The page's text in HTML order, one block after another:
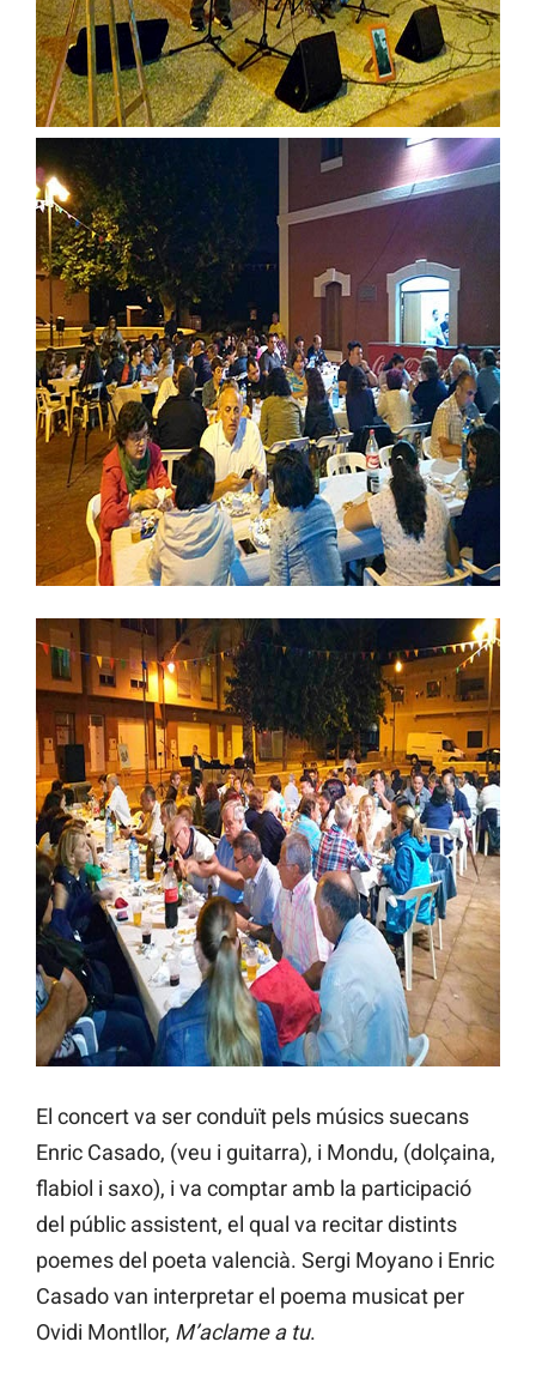
El concert va ser conduït pels músics suecans
Enric Casado, (veu i guitarra), i Mondu, (dolçaina,
flabiol i saxo), i va comptar amb la participació
del públic assistent, el qual va recitar distints
poemes del poeta valencià. Sergi Moyano i Enric
Casado van interpretar el poema musicat per
Ovidi Montllor, M’aclame a tu.